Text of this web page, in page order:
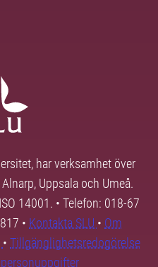
har verksamhet över
Uppsala och Umeå.
14001. • Telefon: 018-67
• Kontakta SLU • Om
• Tillgänglighetsredogörelse